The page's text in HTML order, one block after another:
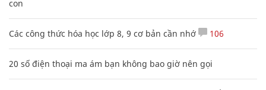
con
Các công thức hóa học lớp 8, 9 cơ bản cần nhớ 106
20 số điện thoại ma ám bạn không bao giờ nên gọi